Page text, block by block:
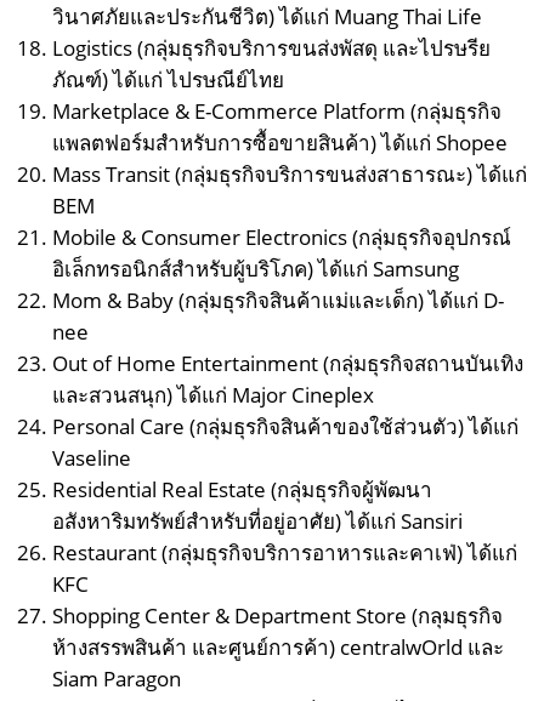
วินาศภัยและประกันชีวิต) ได้แก่ Muang Thai Life
Logistics (กลุ่มธุรกิจบริการขนส่งพัสดุ และไปรษรีย
ภัณฑ์) ได้แก่ ไปรษณีย์ไทย
Marketplace & E-Commerce Platform (กลุ่มธุรกิจ
แพลตฟอร์มสำหรับการซื้อขายสินค้า) ได้แก่ Shopee
Mass Transit (กลุ่มธุรกิจบริการขนส่งสาธารณะ) ได้แก่
BEM
Mobile & Consumer Electronics (กลุ่มธุรกิจอุปกรณ์
อิเล็กทรอนิกส์สำหรับผู้บริโภค) ได้แก่ Samsung
Mom & Baby (กลุ่มธุรกิจสินค้าแม่และเด็ก) ได้แก่ D-
nee
Out of Home Entertainment (กลุ่มธุรกิจสถานบันเทิง
และสวนสนุก) ได้แก่ Major Cineplex
Personal Care (กลุ่มธุรกิจสินค้าของใช้ส่วนตัว) ได้แก่
Vaseline
Residential Real Estate (กลุ่มธุรกิจผู้พัฒนา
อสังหาริมทรัพย์สำหรับที่อยู่อาศัย) ได้แก่ Sansiri
Restaurant (กลุ่มธุรกิจบริการอาหารและคาเฟ่) ได้แก่
KFC
Shopping Center & Department Store (กลุมธุรกิจ
ห้างสรรพสินค้า และศูนย์การค้า) centralwOrld และ
Siam Paragon